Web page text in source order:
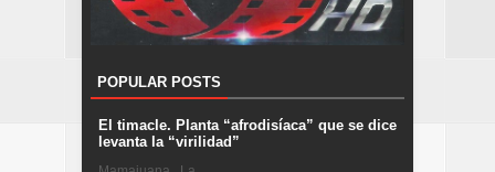
POPULAR POSTS
El timacle. Planta “afrodisíaca” que se dice
levanta la “virilidad”